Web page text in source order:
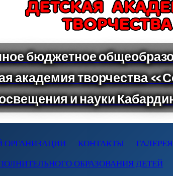
ОРГАНИЗАЦИИ КОНТАКТЫ ГАЛЕРЕЯ
ОБРАЗОВАНИЯ ДЕТЕЙ